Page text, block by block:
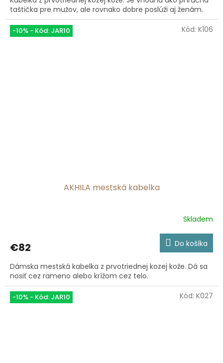
5
hviezdičiek.
taštička pre mužov, ale rovnako dobre poslúži aj ženám.
-10% - Kód: JAR10
AKHILA mestská kabelka
Skladem
€82 Do košíka
Dámska mestská kabelka z prvotriednej kozej kože. Dá sa
nosiť cez rameno alebo krížom cez telo.
Kód: K106
-10% - Kód: JAR10 Kód: K027